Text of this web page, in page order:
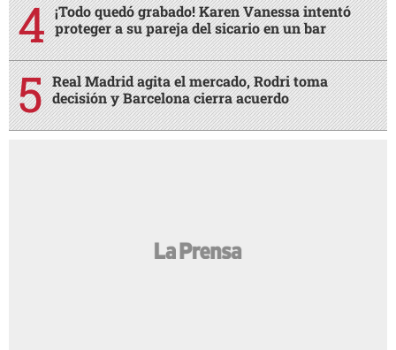
¡Todo quedó grabado! Karen Vanessa intentó
proteger a su pareja del sicario en un bar
Real Madrid agita el mercado, Rodri toma
decisión y Barcelona cierra acuerdo